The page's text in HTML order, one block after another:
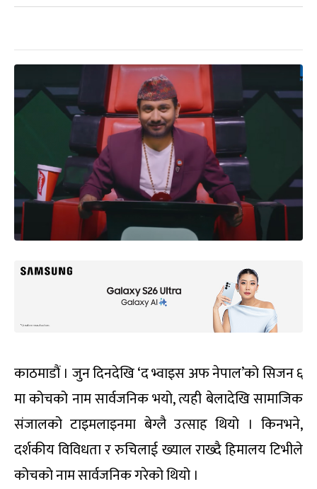
काठमाडौं । जुन दिनदेखि ‘द भ्वाइस अफ नेपाल’को सिजन ६
मा कोचको नाम सार्वजनिक भयो, त्यही बेलादेखि सामाजिक
संजालको टाइमलाइनमा बेग्लै उत्साह थियो । किनभने,
दर्शकीय विविधता र रुचिलाई ख्याल राख्दै हिमालय टिभीले
कोचको नाम सार्वजनिक गरेको थियो ।